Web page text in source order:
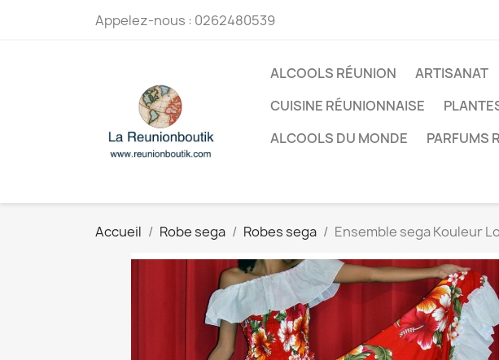
Appelez-nous : 0262480539
ALCOOLS RÉUNION ARTISANAT
CUISINE RÉUNIONNAISE
ALCOOLS DU MONDE
PARFUMS
Accueil Robe sega Robes sega Ensemble sega Kouleur